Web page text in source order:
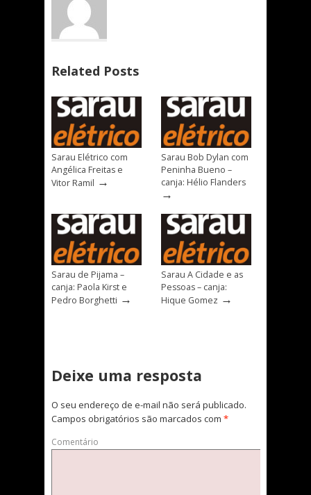
Related Posts
Sarau Elétrico com
Angélica Freitas e
Vitor Ramil →
Sarau Bob Dylan com
Peninha Bueno –
canja: Hélio Flanders
→
Sarau de Pijama –
canja: Paola Kirst e
Pedro Borghetti →
Sarau A Cidade e as
Pessoas – canja:
Hique Gomez →
Deixe uma resposta
O seu endereço de e-mail não será publicado.
Campos obrigatórios são marcados com *
Comentário